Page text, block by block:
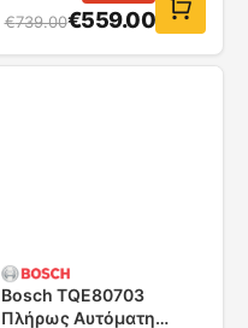
€739.00€559.00
Bosch TQE80703
Πλήρως Αυτόματη